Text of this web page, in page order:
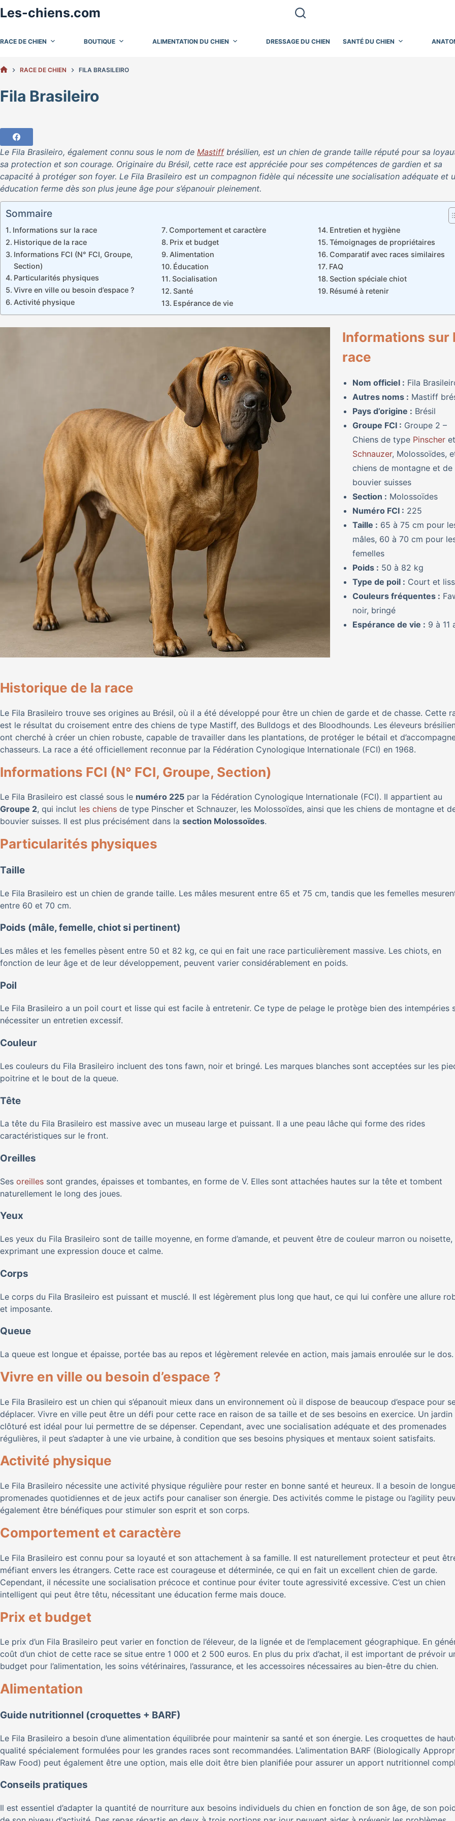
Passer
au
Les-chiens.com
RACE DE CHIEN BOUTIQUE ALIMENTATION DU CHIEN DRESSAGE DU CHIEN SANTÉ DU CHIEN
RACE DE CHIEN FILA BRASILEIRO
Fila Brasileiro
Le Fila Brasileiro, également connu sous le nom de Mastiffbrésilien, est un chien de grande taille réputé pour sa
sa protection et son courage. Originaire du Brésil, cette race est appréciée pour ses compétences de gardien et sa
capacité à protéger son foyer. Le Fila Brasileiro est un compagnon fidèle qui nécessite une socialisation adéquate et
éducation ferme dès son plus jeune âge pour s’épanouir pleinement.
Sommaire
Informations sur la race
Historique de la race
Informations FCI (N° FCI, Groupe,
Section)
Particularités physiques
Vivre en ville ou besoin d’espace ?
Activité physique
Comportement et caractère
Prix et budget
Alimentation
Éducation
Socialisation
Santé
Espérance de vie
Entretien et hygiène
Témoignages de propriétaires
Comparatif avec races similaires
FAQ
Section spéciale chiot
Résumé à retenir
Informations sur
race
Nom officiel : Fila
Autres noms : Mastiff
Pays d’origine : Brésil
Groupe FCI : Groupe 2 –
Chiens de type Pinscheret
Schnauzer, Molossoïdes,
chiens de montagne et de
bouvier suisses
Section : Molossoïdes
Numéro FCI : 225
Taille : 65 à 75 cm pour
mâles, 60 à 70 cm pour
femelles
Poids : 50 à 82 kg
Type de poil : Court et
Couleurs fréquentes :
noir, bringé
Espérance de vie : 9 à 11
Historique de la race
Le Fila Brasileiro trouve ses origines au Brésil, où il a été développé pour être un chien de garde et de chasse. Cette
est le résultat du croisement entre des chiens de type Mastiff, des Bulldogs et des Bloodhounds. Les éleveurs
ont cherché à créer un chien robuste, capable de travailler dans les plantations, de protéger le bétail et
chasseurs. La race a été officiellement reconnue par la Fédération Cynologique Internationale (FCI) en 1968.
Informations FCI (N° FCI, Groupe, Section)
Le Fila Brasileiro est classé sous le numéro 225 par la Fédération Cynologique Internationale (FCI). Il appartient au
Groupe 2, qui inclut les chiens de type Pinscher et Schnauzer, les Molossoïdes, ainsi que les chiens de montagne et
bouvier suisses. Il est plus précisément dans la section Molossoïdes.
Particularités physiques
Taille
Le Fila Brasileiro est un chien de grande taille. Les mâles mesurent entre 65 et 75 cm, tandis que les femelles
entre 60 et 70 cm.
Poids (mâle, femelle, chiot si pertinent)
Les mâles et les femelles pèsent entre 50 et 82 kg, ce qui en fait une race particulièrement massive. Les chiots, en
fonction de leur âge et de leur développement, peuvent varier considérablement en poids.
Poil
Le Fila Brasileiro a un poil court et lisse qui est facile à entretenir. Ce type de pelage le protège bien des intempéries
nécessiter un entretien excessif.
Couleur
Les couleurs du Fila Brasileiro incluent des tons fawn, noir et bringé. Les marques blanches sont acceptées sur les
poitrine et le bout de la queue.
Tête
La tête du Fila Brasileiro est massive avec un museau large et puissant. Il a une peau lâche qui forme des rides
caractéristiques sur le front.
Oreilles
Ses oreilles sont grandes, épaisses et tombantes, en forme de V. Elles sont attachées hautes sur la tête et tombent
naturellement le long des joues.
Yeux
Les yeux du Fila Brasileiro sont de taille moyenne, en forme d’amande, et peuvent être de couleur marron ou noisette,
exprimant une expression douce et calme.
Corps
Le corps du Fila Brasileiro est puissant et musclé. Il est légèrement plus long que haut, ce qui lui confère une allure
et imposante.
Queue
La queue est longue et épaisse, portée bas au repos et légèrement relevée en action, mais jamais enroulée sur le dos.
Vivre en ville ou besoin d’espace ?
Le Fila Brasileiro est un chien qui s’épanouit mieux dans un environnement où il dispose de beaucoup d’espace pour
déplacer. Vivre en ville peut être un défi pour cette race en raison de sa taille et de ses besoins en exercice. Un jardin
clôturé est idéal pour lui permettre de se dépenser. Cependant, avec une socialisation adéquate et des promenades
régulières, il peut s’adapter à une vie urbaine, à condition que ses besoins physiques et mentaux soient satisfaits.
Activité physique
Le Fila Brasileiro nécessite une activité physique régulière pour rester en bonne santé et heureux. Il a besoin de
promenades quotidiennes et de jeux actifs pour canaliser son énergie. Des activités comme le pistage ou l’agility
également être bénéfiques pour stimuler son esprit et son corps.
Comportement et caractère
Le Fila Brasileiro est connu pour sa loyauté et son attachement à sa famille. Il est naturellement protecteur et peut
méfiant envers les étrangers. Cette race est courageuse et déterminée, ce qui en fait un excellent chien de garde.
Cependant, il nécessite une socialisation précoce et continue pour éviter toute agressivité excessive. C’est un chien
intelligent qui peut être têtu, nécessitant une éducation ferme mais douce.
Prix et budget
Le prix d’un Fila Brasileiro peut varier en fonction de l’éleveur, de la lignée et de l’emplacement géographique. En
coût d’un chiot de cette race se situe entre 1 000 et 2 500 euros. En plus du prix d’achat, il est important de prévoir
budget pour l’alimentation, les soins vétérinaires, l’assurance, et les accessoires nécessaires au bien-être du chien.
Alimentation
Guide nutritionnel (croquettes + BARF)
Le Fila Brasileiro a besoin d’une alimentation équilibrée pour maintenir sa santé et son énergie. Les croquettes de
qualité spécialement formulées pour les grandes races sont recommandées. L’alimentation BARF (Biologically
Raw Food) peut également être une option, mais elle doit être bien planifiée pour assurer un apport nutritionnel
Conseils pratiques
Il est essentiel d’adapter la quantité de nourriture aux besoins individuels du chien en fonction de son âge, de son